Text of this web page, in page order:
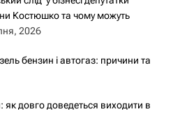
Костюшко та чому можуть
2026
бензин і автогаз: причини та
довго доведеться виходити в